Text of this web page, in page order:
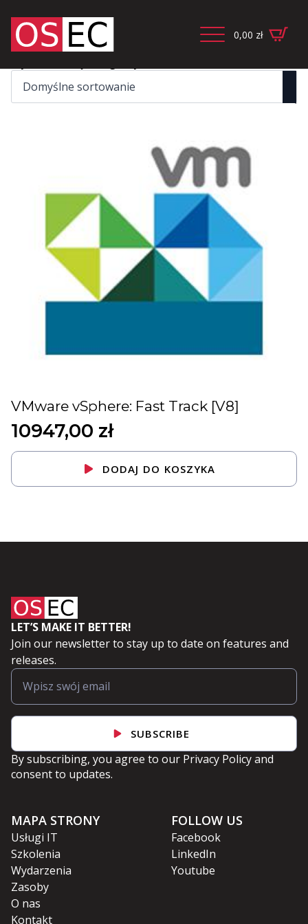
0,00 zł
VMware vSphere: Fast Track [V8]
10947,00 zł
DODAJ DO KOSZYKA
LET’S MAKE IT BETTER!
Join our newsletter to stay up to date on features and
releases.
SUBSCRIBE
By subscribing, you agree to our Privacy Policyand
consent to updates.
MAPA STRONY
Usługi IT
Szkolenia
Wydarzenia
Zasoby
O nas
Kontakt
FOLLOW US
Facebook
LinkedIn
Youtube